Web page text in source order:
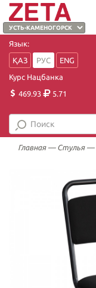
Язык:
ҚАЗ
РУС
ENG
Курс Нацбанка
469.93
5.71
Главная— Стулья—